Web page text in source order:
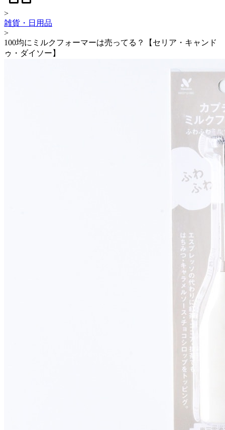
>
雑貨・日用品
>
100均にミルクフォーマーは売ってる？【セリア・キャンド
ゥ・ダイソー】